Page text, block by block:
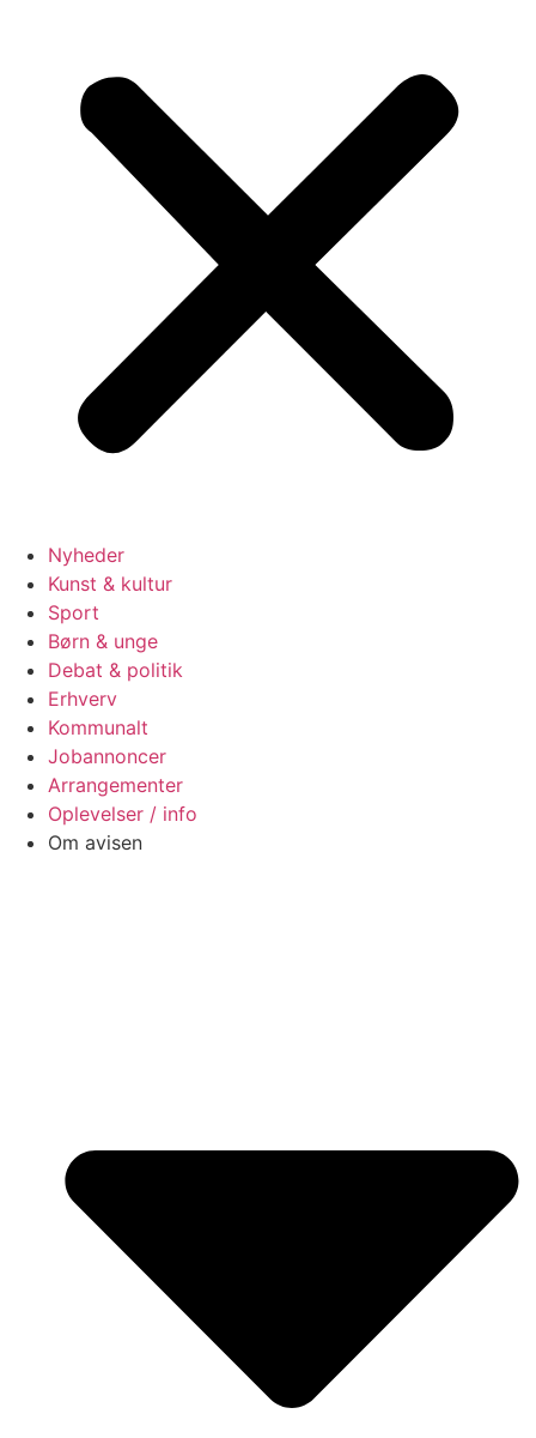
Nyheder
Kunst & kultur
Sport
Børn & unge
Debat & politik
Erhverv
Kommunalt
Jobannoncer
Arrangementer
Oplevelser / info
Om avisen